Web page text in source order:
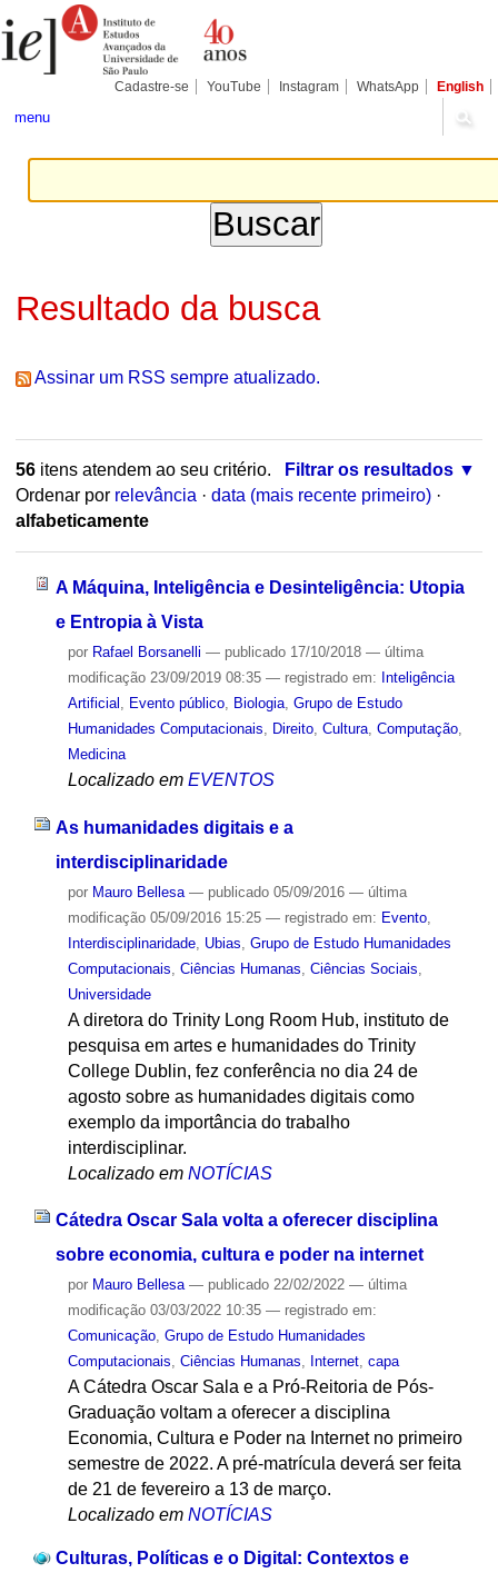
para
conteúdo.
Pessoais
Cadastre-se YouTube Instagram WhatsApp English
menu
Resultado da busca
Assinar um RSS sempre atualizado.
56itens atendem ao seu critério.
Filtrar os resultados
Ordenar por relevância · data (mais recente primeiro) ·
alfabeticamente
A Máquina, Inteligência e Desinteligência: Utopia
e Entropia à Vista
por Rafael Borsanelli — publicado17/10/2018 — última
modificação23/09/2019 08:35 — registrado em: Inteligência
Artificial
Evento público, Biologia, Grupo de Estudo
Humanidades Computacionais
Direito, Cultura, Computação,
Medicina
Localizado em EVENTOS
As humanidades digitais e a
interdisciplinaridade
por Mauro Bellesa — publicado05/09/2016 — última
modificação05/09/2016 15:25 — registrado em: Evento,
Interdisciplinaridade, Ubias Grupo de Estudo Humanidades
Computacionais Ciências Humanas Ciências Sociais
Universidade
A diretora do Trinity Long Room Hub, instituto de
pesquisa em artes e humanidades do Trinity
College Dublin, fez conferência no dia 24 de
agosto sobre as humanidades digitais como
exemplo da importância do trabalho
interdisciplinar.
Localizado em NOTÍCIAS
Cátedra Oscar Sala volta a oferecer disciplina
sobre economia, cultura e poder na internet
por Mauro Bellesa — publicado22/02/2022 — última
modificação03/03/2022 10:35 — registrado em:
Comunicação, Grupo de Estudo Humanidades
Computacionais, Ciências Humanas, Internet, capa
A Cátedra Oscar Sala e a Pró-Reitoria de Pós-
Graduação voltam a oferecer a disciplina
Economia, Cultura e Poder na Internet no primeiro
semestre de 2022. A pré-matrícula deverá ser feita
de 21 de fevereiro a 13 de março.
Localizado em NOTÍCIAS
Culturas, Políticas e o Digital: Contextos e